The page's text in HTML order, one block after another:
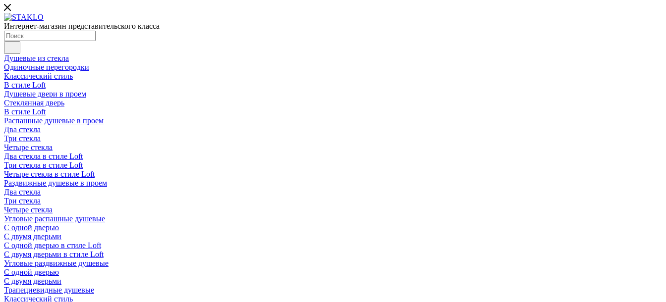
Интернет-магазин представительского класса
Душевые из стекла
Одиночные перегородки
Классический стиль
В стиле Loft
Душевые двери в проем
Стеклянная дверь
В стиле Loft
Распашные душевые в проем
Два стекла
Три стекла
Четыре стекла
Два стекла в стиле Loft
Три стекла в стиле Loft
Четыре стекла в стиле Loft
Раздвижные душевые в проем
Два стекла
Три стекла
Четыре стекла
Угловые распашные душевые
С одной дверью
С двумя дверьми
С одной дверью в стиле Loft
С двумя дверьми в стиле Loft
Угловые раздвижные душевые
С одной дверью
С двумя дверьми
Трапециевидные душевые
Классический стиль